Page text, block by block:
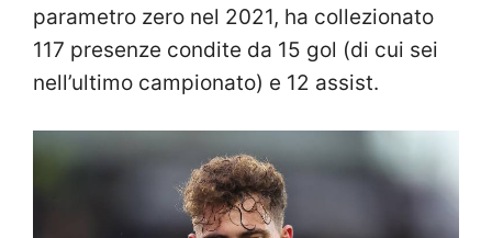
parametro zero nel 2021, ha collezionato
117 presenze condite da 15 gol (di cui sei
nell’ultimo campionato) e 12 assist.